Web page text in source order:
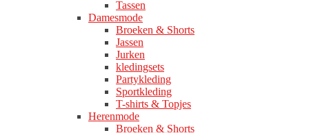
Tassen
Damesmode
Broeken & Shorts
Jassen
Jurken
kledingsets
Partykleding
Sportkleding
T-shirts & Topjes
Herenmode
Broeken & Shorts